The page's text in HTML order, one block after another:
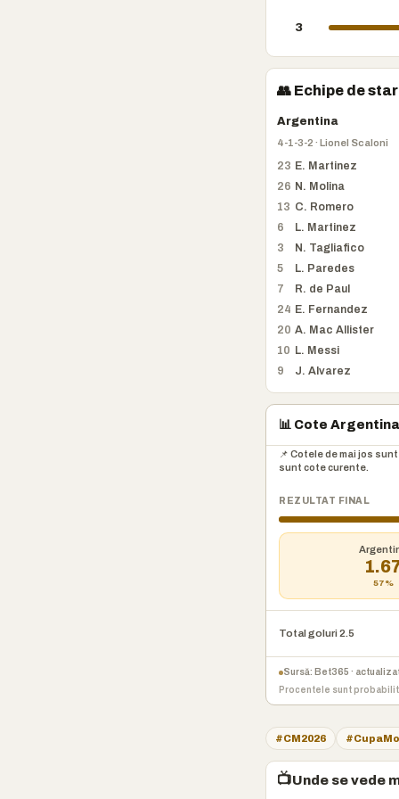
3
👥 Echipe de
Argentina
4-1-3-2 · Lionel Scaloni
23 E. Martinez
26 N. Molina
13 C. Romero
6
L. Martinez
3
N. Tagliafico
5
L. Paredes
7
R. de Paul
24 E. Fernandez
20 A. Mac Allister
10 L. Messi
9
J. Alvarez
📊 Cote
📌 Cotele de mai jos
sunt cote curente.
REZULTAT FINAL
57%
Total goluri 2.5
Sursă: Bet365 ·
Procentele sunt
#CM2026
📺Unde se vede